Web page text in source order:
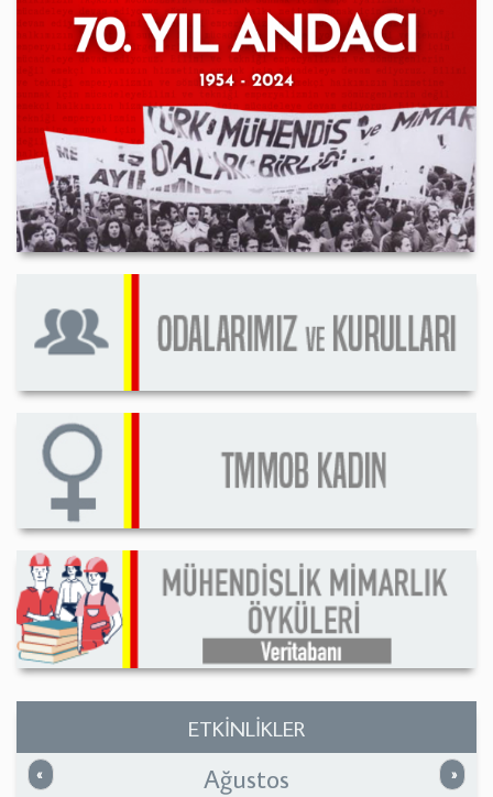
ETKİNLİKLER
« Önceki »
Ağustos